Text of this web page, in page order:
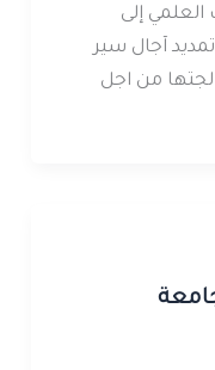
العلمي إلى
آجال سير
من اجل